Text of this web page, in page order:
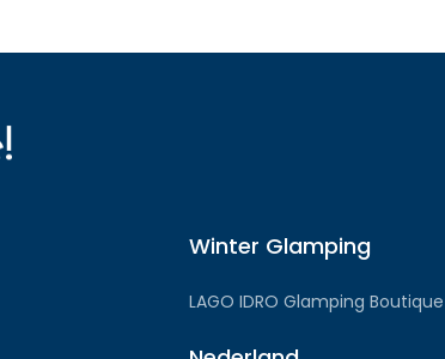
Winter Glamping
LAGO IDRO Glamping Boutique